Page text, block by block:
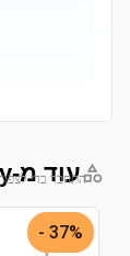
עוד מ-Disney
37% -